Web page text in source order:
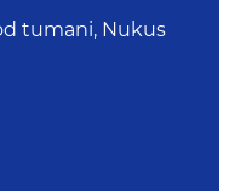
tumani, Nukus